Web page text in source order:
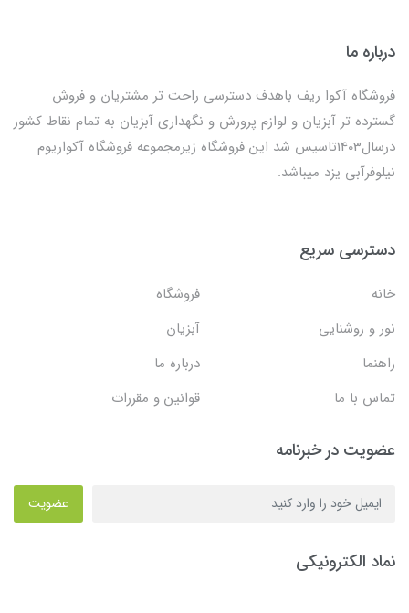
درباره ما
فروشگاه آکوا ریف باهدف دسترسی راحت تر مشتریان و فروش
گسترده تر آبزیان و لوازم پرورش و نگهداری آبزیان به تمام نقاط کشور
درسال1403تاسیس شد این فروشگاه زیرمجموعه فروشگاه آکواریوم
نیلوفرآبی یزد میباشد.
دسترسی سریع
خانه
فروشگاه
نور و روشنایی
آبزیان
راهنما
درباره ما
تماس با ما
قوانین و مقررات
عضویت در خبرنامه
عضویت
نماد الکترونیکی